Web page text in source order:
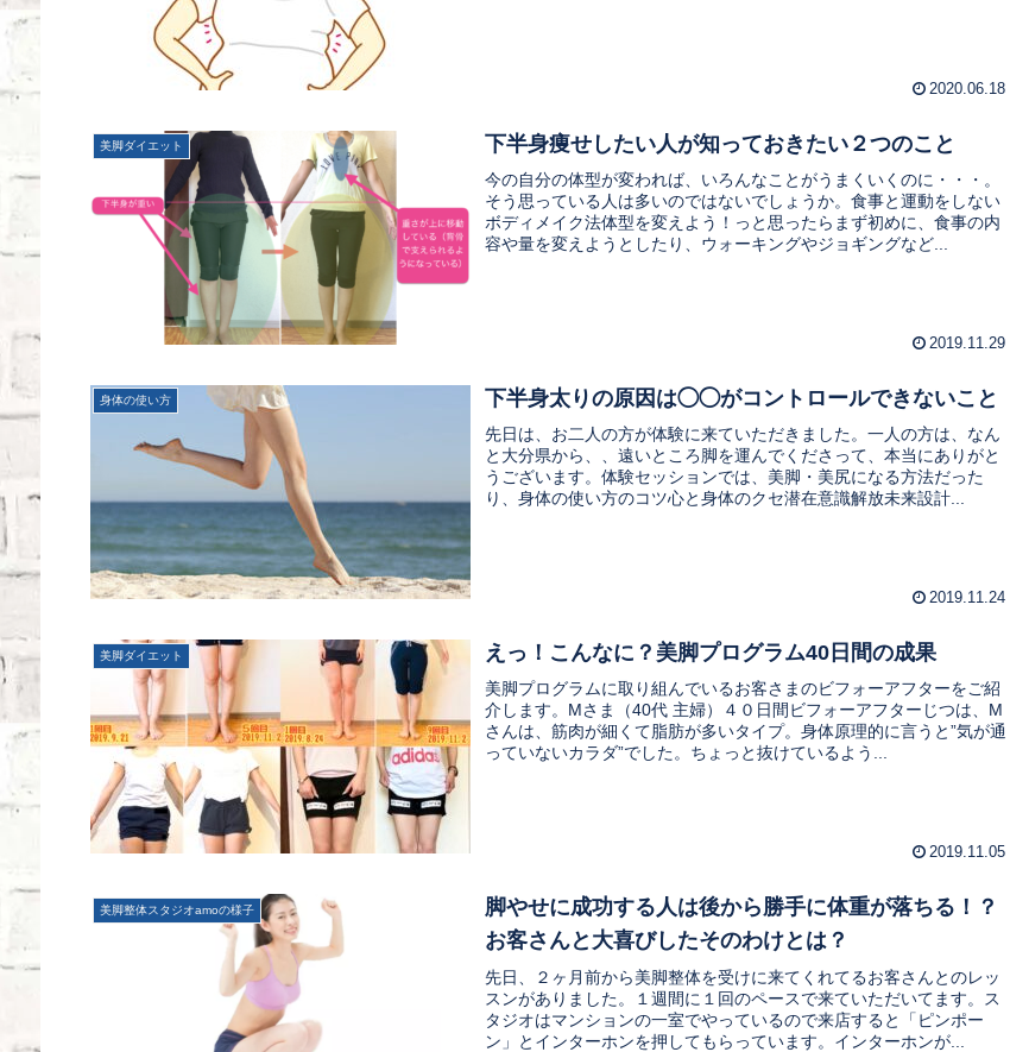
2020.06.18
美脚ダイエット 下半身痩せしたい人が知っておきたい２つのこと
今の自分の体型が変われば、いろんなことがうまくいくのに・・・。
そう思っている人は多いのではないでしょうか。食事と運動をしない
ボディメイク法体型を変えよう！っと思ったらまず初めに、食事の内
容や量を変えようとしたり、ウォーキングやジョギングなど...
2019.11.29
身体の使い方 下半身太りの原因は◯◯がコントロールできないこと
先日は、お二人の方が体験に来ていただきました。一人の方は、なん
と大分県から、、遠いところ脚を運んでくださって、本当にありがと
うございます。体験セッションでは、美脚・美尻になる方法だった
り、身体の使い方のコツ心と身体のクセ潜在意識解放未来設計...
2019.11.24
美脚ダイエット えっ！こんなに？美脚プログラム40日間の成果
美脚プログラムに取り組んでいるお客さまのビフォーアフターをご紹
介します。Mさま（40代 主婦）４０日間ビフォーアフターじつは、M
さんは、筋肉が細くて脂肪が多いタイプ。身体原理的に言うと”気が通
っていないカラダ”でした。ちょっと抜けているよう...
2019.11.05
美脚整体スタジオamoの様子
脚やせに成功する人は後から勝手に体重が落ちる！？
お客さんと大喜びしたそのわけとは？
先日、２ヶ月前から美脚整体を受けに来てくれてるお客さんとのレッ
スンがありました。１週間に１回のペースで来ていただいてます。ス
タジオはマンションの一室でやっているので来店すると「ピンポー
ン」とインターホンを押してもらっています。インターホンが...